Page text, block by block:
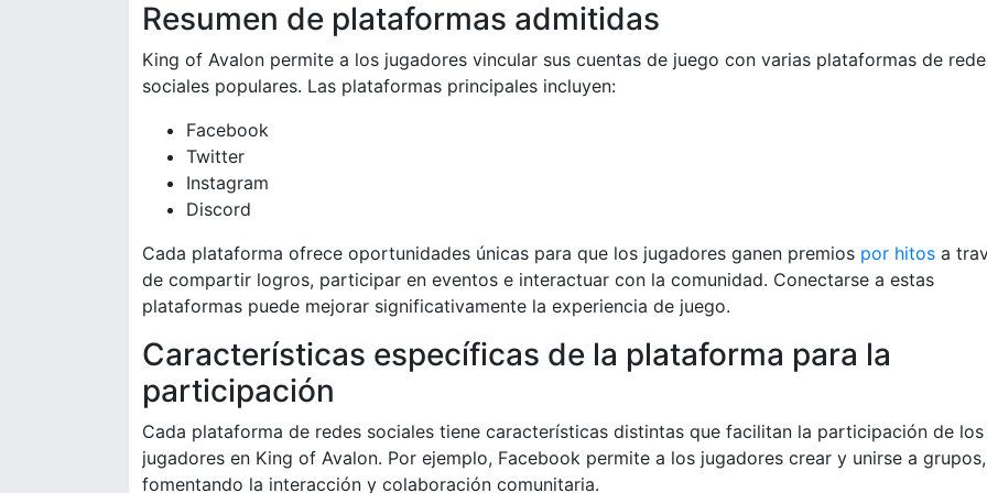
Resumen de plataformas admitidas
King of Avalon permite a los jugadores vincular sus cuentas de juego con varias plataformas de
sociales populares. Las plataformas principales incluyen:
Facebook
Twitter
Instagram
Discord
Cada plataforma ofrece oportunidades únicas para que los jugadores ganen premios por hitos a
de compartir logros, participar en eventos e interactuar con la comunidad. Conectarse a estas
plataformas puede mejorar significativamente la experiencia de juego.
Características específicas de la plataforma para la
participación
Cada plataforma de redes sociales tiene características distintas que facilitan la participación de los
jugadores en King of Avalon. Por ejemplo, Facebook permite a los jugadores crear y unirse a grupos,
fomentando la interacción y colaboración comunitaria.